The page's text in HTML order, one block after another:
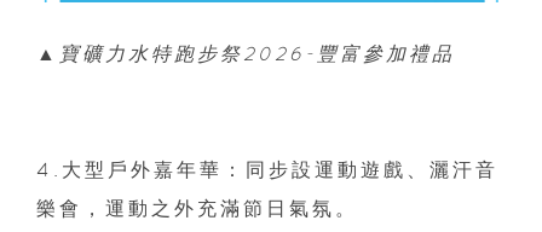
▲寶礦力水特跑步祭2026-豐富參加禮品
4.大型戶外嘉年華：同步設運動遊戲、灑汗音
樂會，運動之外充滿節日氣氛。